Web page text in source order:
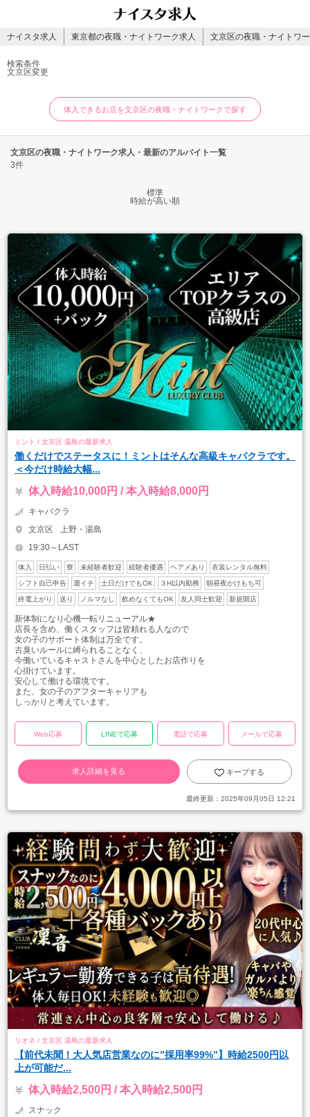
ナイスタ求人 東京都の夜職・ナイトワーク求人 文京区の夜職・ナイトワ
検索条件
文京区変更
体入できるお店を文京区の夜職・ナイトワークで探す
文京区の夜職・ナイトワーク求人・最新のアルバイト一覧
3件
標準
時給が高い順
ミント / 文京区 湯島の最新求人
働くだけでステータスに！ミントはそんな高級キャバクラです。
＜今だけ時給大幅...
体入時給10,000円 / 本入時給8,000円
キャバクラ
文京区
上野・湯島
19:30～LAST
体入 日払い 寮 未経験者歓迎 経験者優遇 ヘアメあり 衣装レンタル無料
シフト自己申告 週イチ 土日だけでもOK ３H以内勤務 朝昼夜かけもち可
終電上がり 送り ノルマなし 飲めなくてもOK 友人同士歓迎 新規開店
新体制になり心機一転リニューアル★
店長を含め、働くスタッフは皆頼れる人なので
女の子のサポート体制は万全です。
古臭いルールに縛られることなく、
今働いているキャストさんを中心としたお店作りを
心掛けています。
安心して働ける環境です。
また、女の子のアフターキャリアも
しっかりと考えています。
Web応募 LINEで応募 電話で応募 メールで応募
求人詳細を見る キープする
最終更新： 2025年09月05日 12:21
リオネ / 文京区 湯島の最新求人
【前代未聞！大人気店営業なのに”採用率99%”】時給2500円以
上が可能だ...
体入時給2,500円 / 本入時給2,500円
スナック